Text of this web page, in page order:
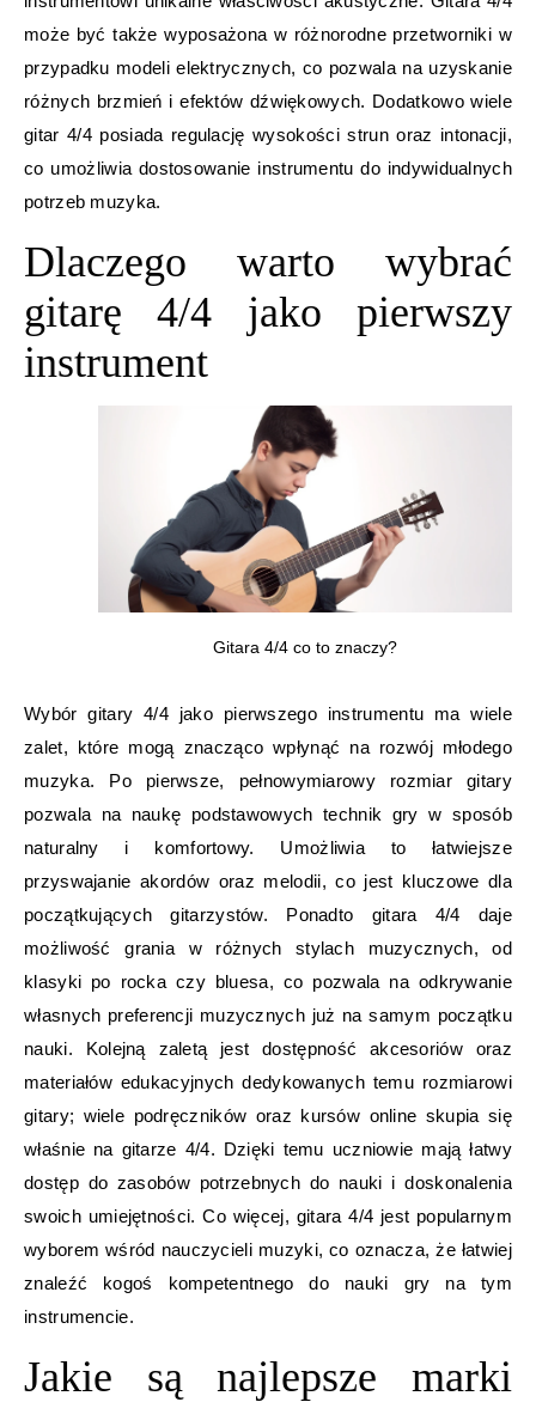
może być także wyposażona w różnorodne przetworniki w
przypadku modeli elektrycznych, co pozwala na uzyskanie
różnych brzmień i efektów dźwiękowych. Dodatkowo wiele
gitar 4/4 posiada regulację wysokości strun oraz intonacji,
co umożliwia dostosowanie instrumentu do indywidualnych
potrzeb muzyka.
Dlaczego warto wybrać
gitarę 4/4 jako pierwszy
instrument
Gitara 4/4 co to znaczy?
Wybór gitary 4/4 jako pierwszego instrumentu ma wiele
zalet, które mogą znacząco wpłynąć na rozwój młodego
muzyka. Po pierwsze, pełnowymiarowy rozmiar gitary
pozwala na naukę podstawowych technik gry w sposób
naturalny i komfortowy. Umożliwia to łatwiejsze
przyswajanie akordów oraz melodii, co jest kluczowe dla
początkujących gitarzystów. Ponadto gitara 4/4 daje
możliwość grania w różnych stylach muzycznych, od
klasyki po rocka czy bluesa, co pozwala na odkrywanie
własnych preferencji muzycznych już na samym początku
nauki. Kolejną zaletą jest dostępność akcesoriów oraz
materiałów edukacyjnych dedykowanych temu rozmiarowi
gitary; wiele podręczników oraz kursów online skupia się
właśnie na gitarze 4/4. Dzięki temu uczniowie mają łatwy
dostęp do zasobów potrzebnych do nauki i doskonalenia
swoich umiejętności. Co więcej, gitara 4/4 jest popularnym
wyborem wśród nauczycieli muzyki, co oznacza, że łatwiej
znaleźć kogoś kompetentnego do nauki gry na tym
instrumencie.
Jakie są najlepsze marki